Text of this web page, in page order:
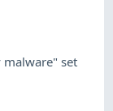
malware" set